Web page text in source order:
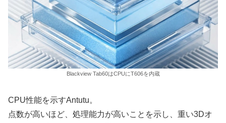
Blackview Tab60はCPUにT606を内蔵
CPU性能を示すAntutu。
点数が高いほど、処理能力が高いことを示し、重い3Dオ